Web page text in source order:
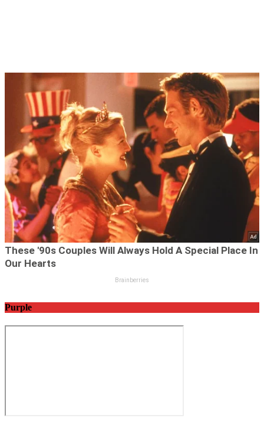
Purple